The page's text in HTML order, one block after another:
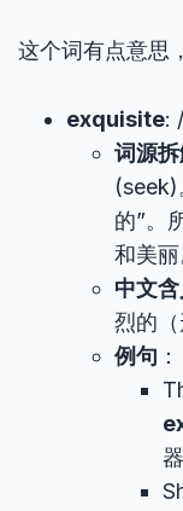
这个词有点意思
exquisite:
词源
(seek)
的”。
和美丽
中文含
烈的（
例句 ：